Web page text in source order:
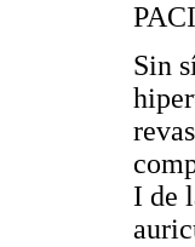
Sin
I de